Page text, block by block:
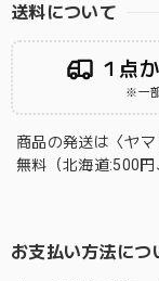
送料について
１点
※一
商品の発送は〈ヤ
無料（北海道:500円
お支払い方法につ